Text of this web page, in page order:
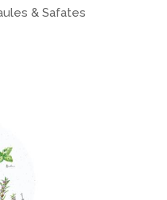
& Safates